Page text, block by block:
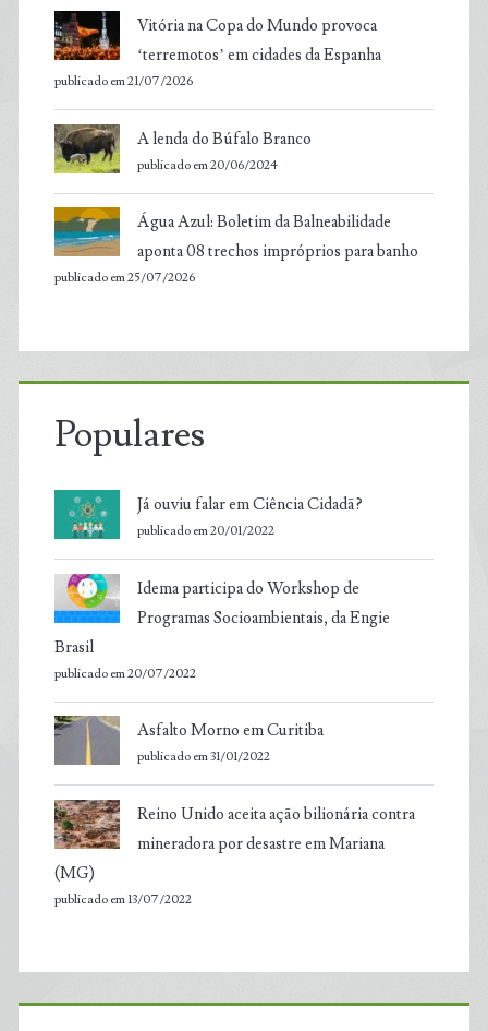
Vitória na Copa do Mundo provoca
‘terremotos’ em cidades da Espanha
publicado em 21/07/2026
A lenda do Búfalo Branco
publicado em 20/06/2024
Água Azul: Boletim da Balneabilidade
aponta 08 trechos impróprios para banho
publicado em 25/07/2026
Populares
Já ouviu falar em Ciência Cidadã?
publicado em 20/01/2022
Idema participa do Workshop de
Programas Socioambientais, da Engie
Brasil
publicado em 20/07/2022
Asfalto Morno em Curitiba
publicado em 31/01/2022
Reino Unido aceita ação bilionária contra
mineradora por desastre em Mariana
(MG)
publicado em 13/07/2022